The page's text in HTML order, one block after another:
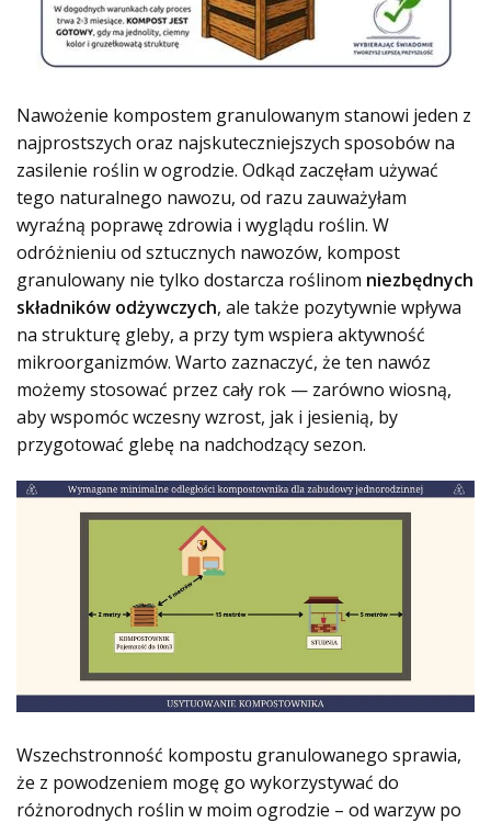
Nawożenie kompostem granulowanym stanowi jeden z
najprostszych oraz najskuteczniejszych sposobów na
zasilenie roślin w ogrodzie. Odkąd zaczęłam używać
tego naturalnego nawozu, od razu zauważyłam
wyraźną poprawę zdrowia i wyglądu roślin. W
odróżnieniu od sztucznych nawozów, kompost
granulowany nie tylko dostarcza roślinom niezbędnych
składników odżywczych, ale także pozytywnie wpływa
na strukturę gleby, a przy tym wspiera aktywność
mikroorganizmów. Warto zaznaczyć, że ten nawóz
możemy stosować przez cały rok — zarówno wiosną,
aby wspomóc wczesny wzrost, jak i jesienią, by
przygotować glebę na nadchodzący sezon.
Wszechstronność kompostu granulowanego sprawia,
że z powodzeniem mogę go wykorzystywać do
różnorodnych roślin w moim ogrodzie – od warzyw po